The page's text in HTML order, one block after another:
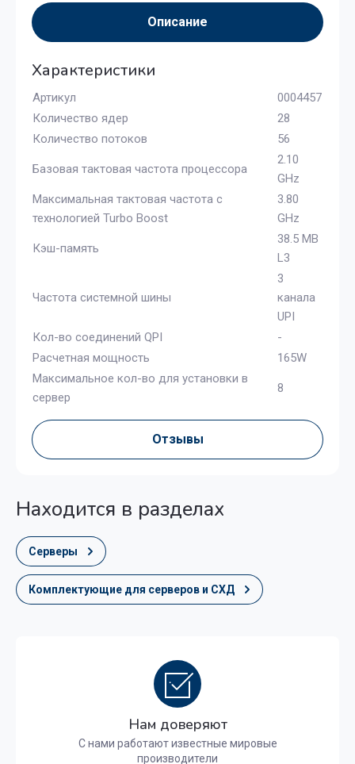
Описание
Характеристики
Артикул
0004457
Количество ядер
28
Количество потоков
56
Базовая тактовая частота процессора
2.10
GHz
Максимальная тактовая частота с
технологией Turbo Boost
3.80
GHz
Кэш-память
38.5 MB
L3
Частота системной шины
3
канала
UPI
Кол-во соединений QPI
-
Расчетная мощность
165W
Максимальное кол-во для установки в
сервер
8
Отзывы
Находится в разделах
Серверы
Комплектующие для серверов и СХД
Нам доверяют
С нами работают известные мировые
производители